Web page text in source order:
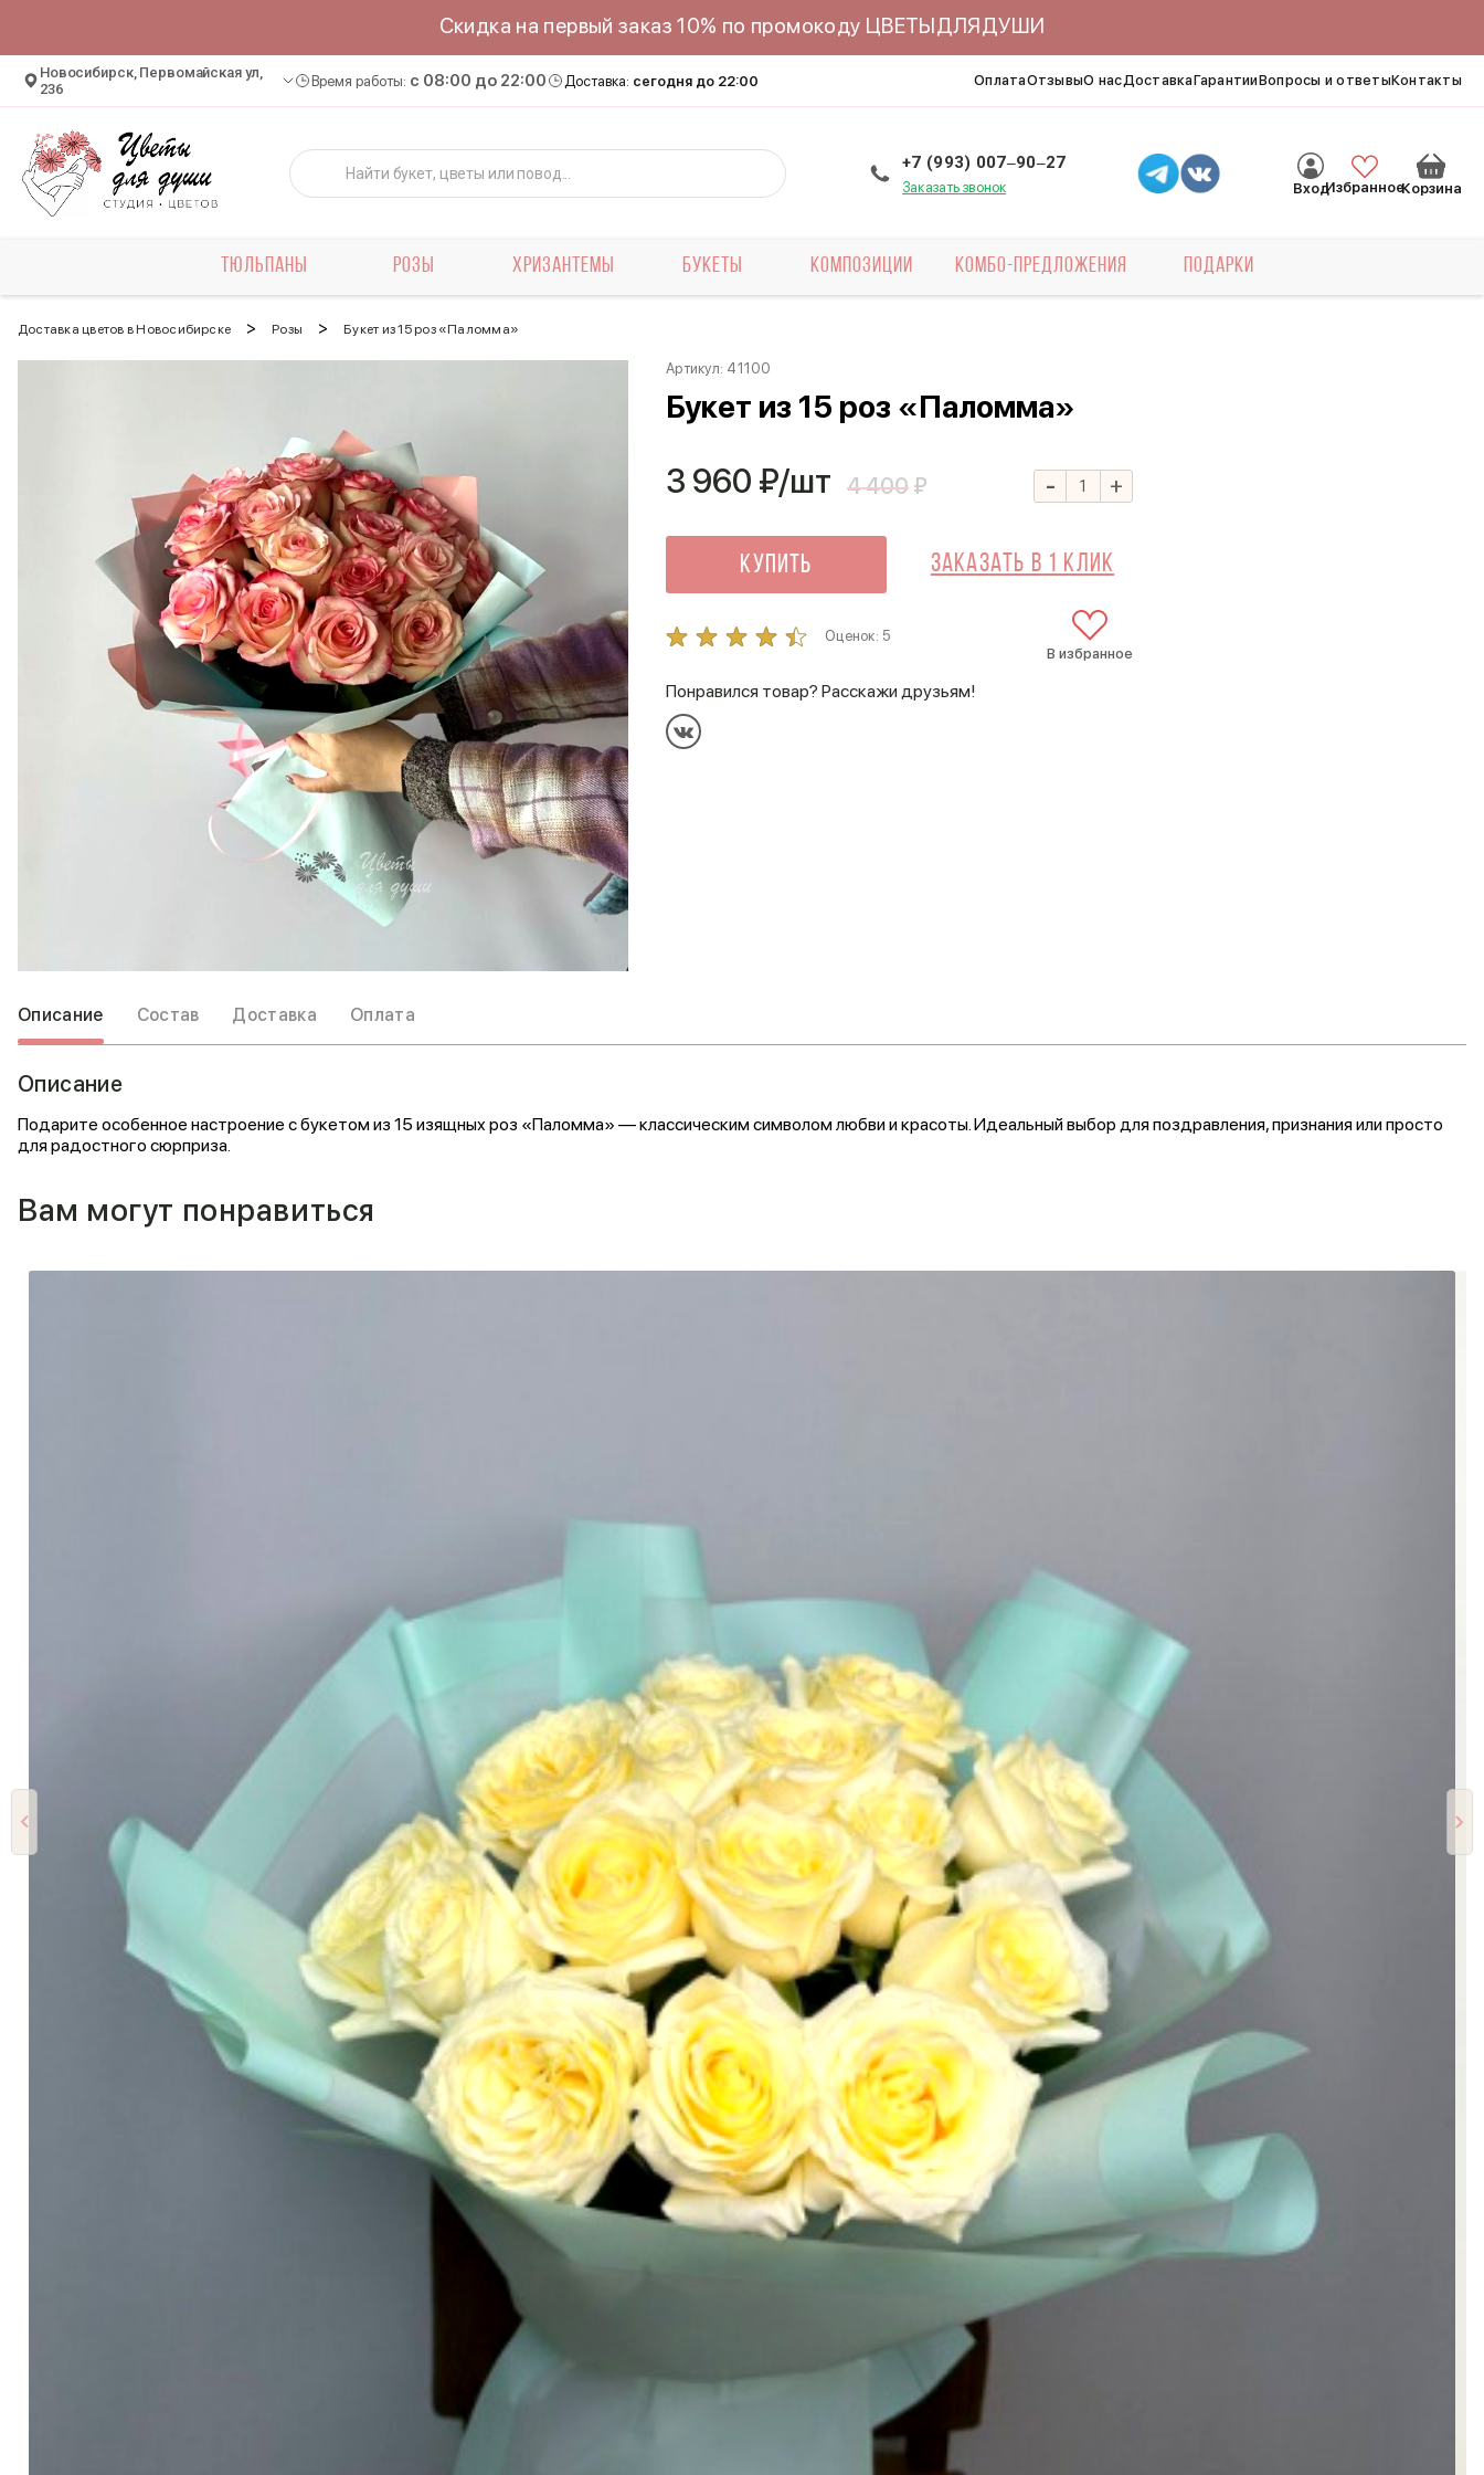
Скидка на первый заказ 10% по промокоду ЦВЕТЫДЛЯДУШИ
Новосибирск, Первомайская ул,
236
Время работы: c 08:00 до 22:00 Доставка: сегодня до 22:00 ОплатаОтзывыО насДоставкаГарантииВопросы и ответыКонтакты
+7 (993) 007‒90‒27
Заказать звонок ВходИзбранноеКорзина
ТЮЛЬПАНЫ РОЗЫ ХРИЗАНТЕМЫ БУКЕТЫ КОМПОЗИЦИИ КОМБО-ПРЕДЛОЖЕНИЯ ПОДАРКИ
Доставка цветов в Новосибирске > Розы > Букет из 15 роз «Паломма»
Артикул: 41100
Букет из 15 роз «Паломма»
3 960 ₽/шт 4 400 ₽ - +
Купить Заказать в 1 клик
Оценок: 5
В избранное
Понравился товар? Расскажи друзьям!
Описание Состав Доставка Оплата
Описание
Подарите особенное настроение с букетом из 15 изящных роз «Паломма» — классическим символом любви и красоты. Идеальный выбор для поздравления, признания или просто
для радостного сюрприза.
Вам могут понравиться